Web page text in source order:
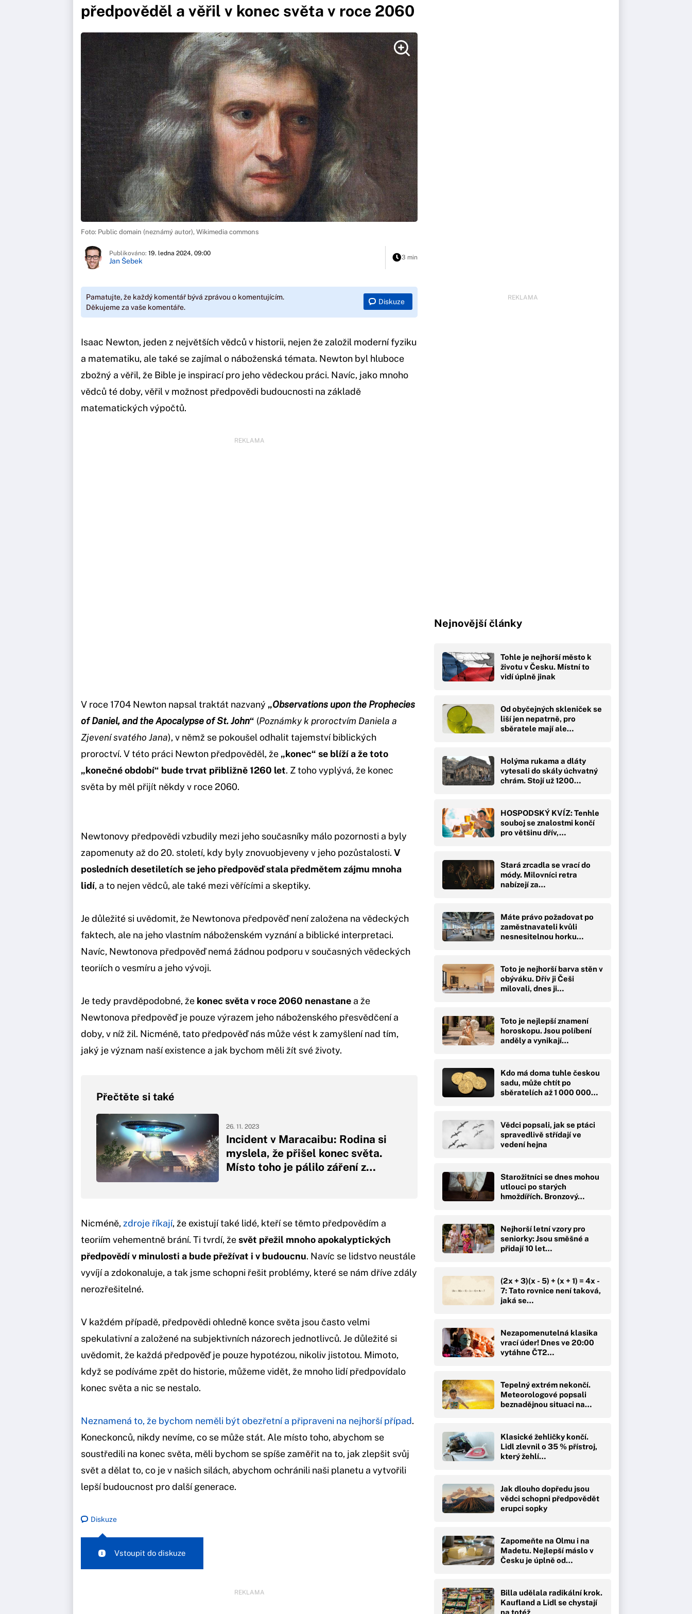
předpověděl a věřil v konec světa v roce 2060
Foto: Public domain (neznámý autor), Wikimedia commons
Publikováno: 19. ledna 2024, 09:00
Jan Šebek 3 min
Pamatujte, že každý komentář bývá zprávou o komentujícím.
Děkujeme za vaše komentáře.
Diskuze
Isaac Newton, jeden z největších vědců v historii, nejen že založil moderní fyziku
a matematiku, ale také se zajímal o náboženská témata. Newton byl hluboce
zbožný a věřil, že Bible je inspirací pro jeho vědeckou práci. Navíc, jako mnoho
vědců té doby, věřil v možnost předpovědi budoucnosti na základě
matematických výpočtů.
REKLAMA
V roce 1704 Newton napsal traktát nazvaný „Observations upon the Prophecies
of Daniel, and the Apocalypse of St. John“ (Poznámky k proroctvím Daniela a
Zjevení svatého Jana), v němž se pokoušel odhalit tajemství biblických
proroctví. V této práci Newton předpověděl, že „konec“ se blíží a že toto
„konečné období“ bude trvat přibližně 1260 let. Z toho vyplývá, že konec
světa by měl přijít někdy v roce 2060.
Newtonovy předpovědi vzbudily mezi jeho současníky málo pozornosti a byly
zapomenuty až do 20. století, kdy byly znovuobjeveny v jeho pozůstalosti. V
posledních desetiletích se jeho předpověď stala předmětem zájmu mnoha
lidí, a to nejen vědců, ale také mezi věřícími a skeptiky.
Je důležité si uvědomit, že Newtonova předpověď není založena na vědeckých
faktech, ale na jeho vlastním náboženském vyznání a biblické interpretaci.
Navíc, Newtonova předpověď nemá žádnou podporu v současných vědeckých
teoriích o vesmíru a jeho vývoji.
Je tedy pravděpodobné, že konec světa v roce 2060 nenastane a že
Newtonova předpověď je pouze výrazem jeho náboženského přesvědčení a
doby, v níž žil. Nicméně, tato předpověď nás může vést k zamyšlení nad tím,
jaký je význam naší existence a jak bychom měli žít své životy.
Přečtěte si také
Incident v Maracaibu: Rodina si
myslela, že přišel konec světa.
Místo toho je pálilo záření z…
26. 11. 2023
Nicméně,zdroje říkají, že existují také lidé, kteří se těmto předpovědím a
teoriím vehementně brání. Ti tvrdí, žesvět přežil mnoho apokalyptických
předpovědí v minulosti a bude přežívat i v budoucnu. Navíc se lidstvo neustále
vyvíjí a zdokonaluje, a tak jsme schopni řešit problémy, které se nám dříve zdály
nerozřešitelné.
V každém případě, předpovědi ohledně konce světa jsou často velmi
spekulativní a založené na subjektivních názorech jednotlivců. Je důležité si
uvědomit, že každá předpověď je pouze hypotézou, nikoliv jistotou. Mimoto,
když se podíváme zpět do historie, můžeme vidět, že mnoho lidí předpovídalo
konec světa a nic se nestalo.
Neznamená to, že bychom neměli být obezřetní a připraveni na nejhorší případ.
Koneckonců, nikdy nevíme, co se může stát. Ale místo toho, abychom se
soustředili na konec světa, měli bychom se spíše zaměřit na to, jak zlepšit svůj
svět a dělat to, co je v našich silách, abychom ochránili naši planetu a vytvořili
lepší budoucnost pro další generace.
Diskuze
Vstoupit do diskuze
REKLAMA
REKLAMA
Nejnovější články
Tohle je nejhorší město k
životu v Česku. Místní to
vidí úplně jinak
Od obyčejných skleniček se
liší jen nepatrně, pro
sběratele mají ale…
Holýma rukama a dláty
vytesali do skály úchvatný
chrám. Stojí už 1200…
HOSPODSKÝ KVÍZ: Tenhle
souboj se znalostmi končí
pro většinu dřív,…
Stará zrcadla se vrací do
módy. Milovníci retra
nabízejí za…
Máte právo požadovat po
zaměstnavateli kvůli
nesnesitelnou horku…
Toto je nejhorší barva stěn v
obýváku. Dřív ji Češi
milovali, dnes ji…
Toto je nejlepší znamení
horoskopu. Jsou políbení
anděly a vynikají…
Kdo má doma tuhle českou
sadu, může chtít po
sběratelích až 1 000 000…
Vědci popsali, jak se ptáci
spravedlivě střídají ve
vedení hejna
Starožitníci se dnes mohou
utlouci po starých
hmoždířích. Bronzový…
Nejhorší letní vzory pro
seniorky: Jsou směšné a
přidají 10 let…
(2x + 3)(x - 5) + (x + 1) = 4x -
7: Tato rovnice není taková,
jaká se…
Nezapomenutelná klasika
vrací úder! Dnes ve 20:00
vytáhne ČT2…
Tepelný extrém nekončí.
Meteorologové popsali
beznadějnou situaci na…
Klasické žehličky končí.
Lidl zlevnil o 35 % přístroj,
který žehlí…
Jak dlouho dopředu jsou
vědci schopni předpovědět
erupci sopky
Zapomeňte na Olmu i na
Madetu. Nejlepší máslo v
Česku je úplně od…
Billa udělala radikální krok.
Kaufland a Lidl se chystají
na totéž